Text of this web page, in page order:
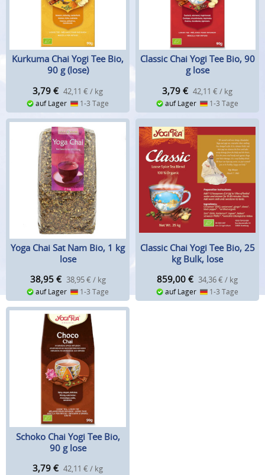
Kurkuma Chai Yogi Tee Bio,
90 g (lose)
3,79 € 42,11 € / kg
auf Lager 1-3 Tage
Classic Chai Yogi Tee Bio, 90
g lose
3,79 € 42,11 € / kg
auf Lager 1-3 Tage
Yoga Chai Sat Nam Bio, 1 kg
lose
38,95 € 38,95 € / kg
auf Lager 1-3 Tage
Classic Chai Yogi Tee Bio, 25
kg Bulk, lose
859,00 € 34,36 € / kg
auf Lager 1-3 Tage
Schoko Chai Yogi Tee Bio,
90 g lose
3,79 € 42,11 € / kg